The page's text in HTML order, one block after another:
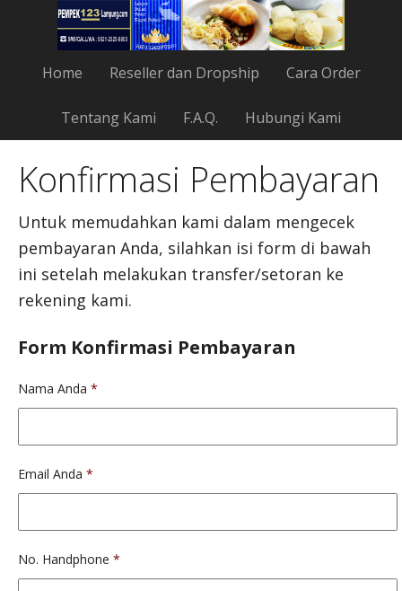
Home Reseller dan Dropship Cara Order
Tentang Kami F.A.Q. Hubungi Kami
Konfirmasi Pembayaran
Untuk memudahkan kami dalam mengecek
pembayaran Anda, silahkan isi form di bawah
ini setelah melakukan transfer/setoran ke
rekening kami.
Form Konfirmasi Pembayaran
Nama Anda *
Email Anda *
No. Handphone *